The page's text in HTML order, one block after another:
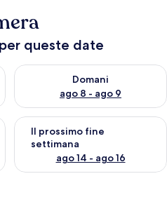
queste date
sera, ago 7 - ago 8
Domani
ago 8 - ago 9
Verifica la disponibilità per
fine settimana, ago 7 - ago
Il prossimo fine
settimana
ago 14 - ago 16
Verifica la disponibilità per il